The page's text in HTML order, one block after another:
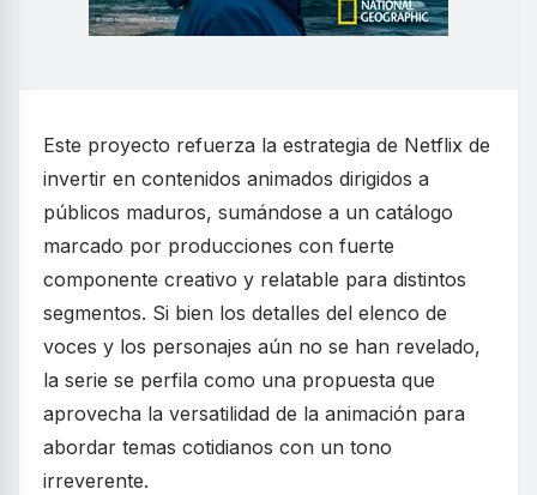
Este proyecto refuerza la estrategia de Netflix de
invertir en contenidos animados dirigidos a
públicos maduros, sumándose a un catálogo
marcado por producciones con fuerte
componente creativo y relatable para distintos
segmentos. Si bien los detalles del elenco de
voces y los personajes aún no se han revelado,
la serie se perfila como una propuesta que
aprovecha la versatilidad de la animación para
abordar temas cotidianos con un tono
irreverente.